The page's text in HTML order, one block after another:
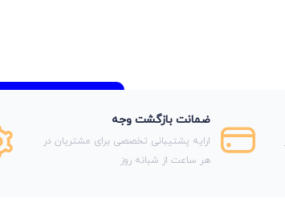
ضمانت بازگشت وجه
ارایه پشتیبانی تخصصی برای مشتریان در
هر ساعت از شبانه روز